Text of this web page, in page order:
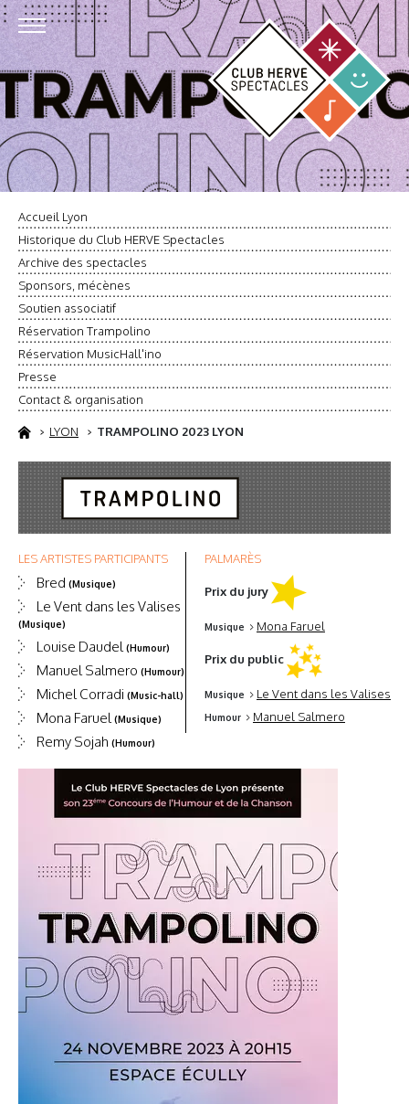
Accueil Lyon
Historique du Club HERVE Spectacles
Archive des spectacles
Sponsors, mécènes
Soutien associatif
Réservation Trampolino
Réservation MusicHall'ino
Presse
Contact & organisation
LYON TRAMPOLINO 2023 LYON
PALMARÈS
Prix du jury
Musique Mona Faruel
Prix du public
Musique Le Vent dans les Valises
Humour Manuel Salmero
LES ARTISTES PARTICIPANTS
Bred (Musique)
Le Vent dans les Valises
(Musique)
Louise Daudel(Humour)
Manuel Salmero (Humour)
Michel Corradi (Music-hall)
Mona Faruel(Musique)
Remy Sojah (Humour)